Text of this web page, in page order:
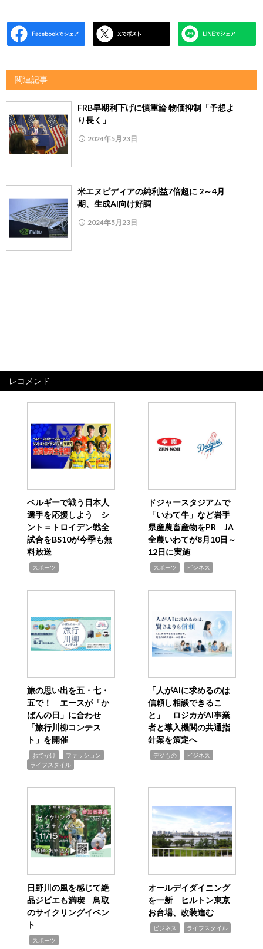
関連記事
FRB早期利下げに慎重論 物価抑制「予想よ
り長く」
2024年5月23日
米エヌビディアの純利益7倍超に 2～4月
期、生成AI向け好調
2024年5月23日
レコメンド
ベルギーで戦う日本人
選手を応援しよう シ
ント＝トロイデン戦全
試合をBS10が今季も無
料放送
スポーツ
ドジャースタジアムで
「いわて牛」など岩手
県産農畜産物をPR JA
全農いわてが8月10日～
12日に実施
スポーツ ビジネス
旅の思い出を五・七・
五で！ エースが「か
ばんの日」に合わせ
「旅行川柳コンテス
ト」を開催
おでかけ ファッション
ライフスタイル
「人がAIに求めるのは
信頼し相談できるこ
と」 ロジカがAI事業
者と導入機関の共通指
針案を策定へ
デジもの ビジネス
日野川の風を感じて絶
品ジビエも満喫 鳥取
のサイクリングイベン
ト
スポーツ
オールデイダイニング
を一新 ヒルトン東京
お台場、改装進む
ビジネス ライフスタイル